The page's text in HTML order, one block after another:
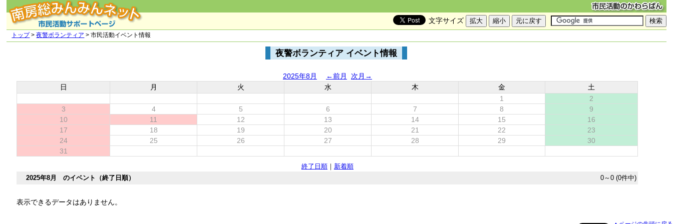
文字サイズ
トップ>夜警ボランティア > 市民活動イベント情報
夜警ボランティア イベント情報
2025年8月 ←前月
次月→
日
月 火 水 木 金
土
1
2
3
4 5 6 7 8
9
10
11 12 13 14 15
16
17
18 19 20 21 22
23
24
25 26 27 28 29
30
31
終了日順｜ 新着順
2025年8月 のイベント（終了日順）
0～0 (0件中)
表示できるデータはありません。